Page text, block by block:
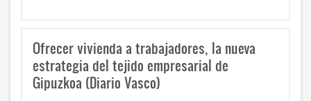
Ofrecer vivienda a trabajadores, la nueva
estrategia del tejido empresarial de
Gipuzkoa (Diario Vasco)